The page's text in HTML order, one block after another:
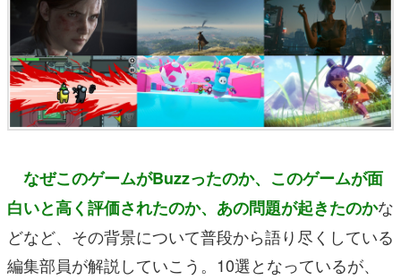
なぜこのゲームがBuzzったのか、このゲームが面
白いと高く評価されたのか、あの問題が起きたのかな
どなど、その背景について普段から語り尽くしている
編集部員が解説していこう。10選となっているが、